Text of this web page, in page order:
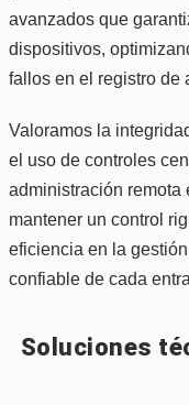
avanzados que
dispositivos,
fallos en el registro de
Valoramos la
el uso de controles
administración remota
mantener un control
eficiencia en la
confiable de cada
Soluciones